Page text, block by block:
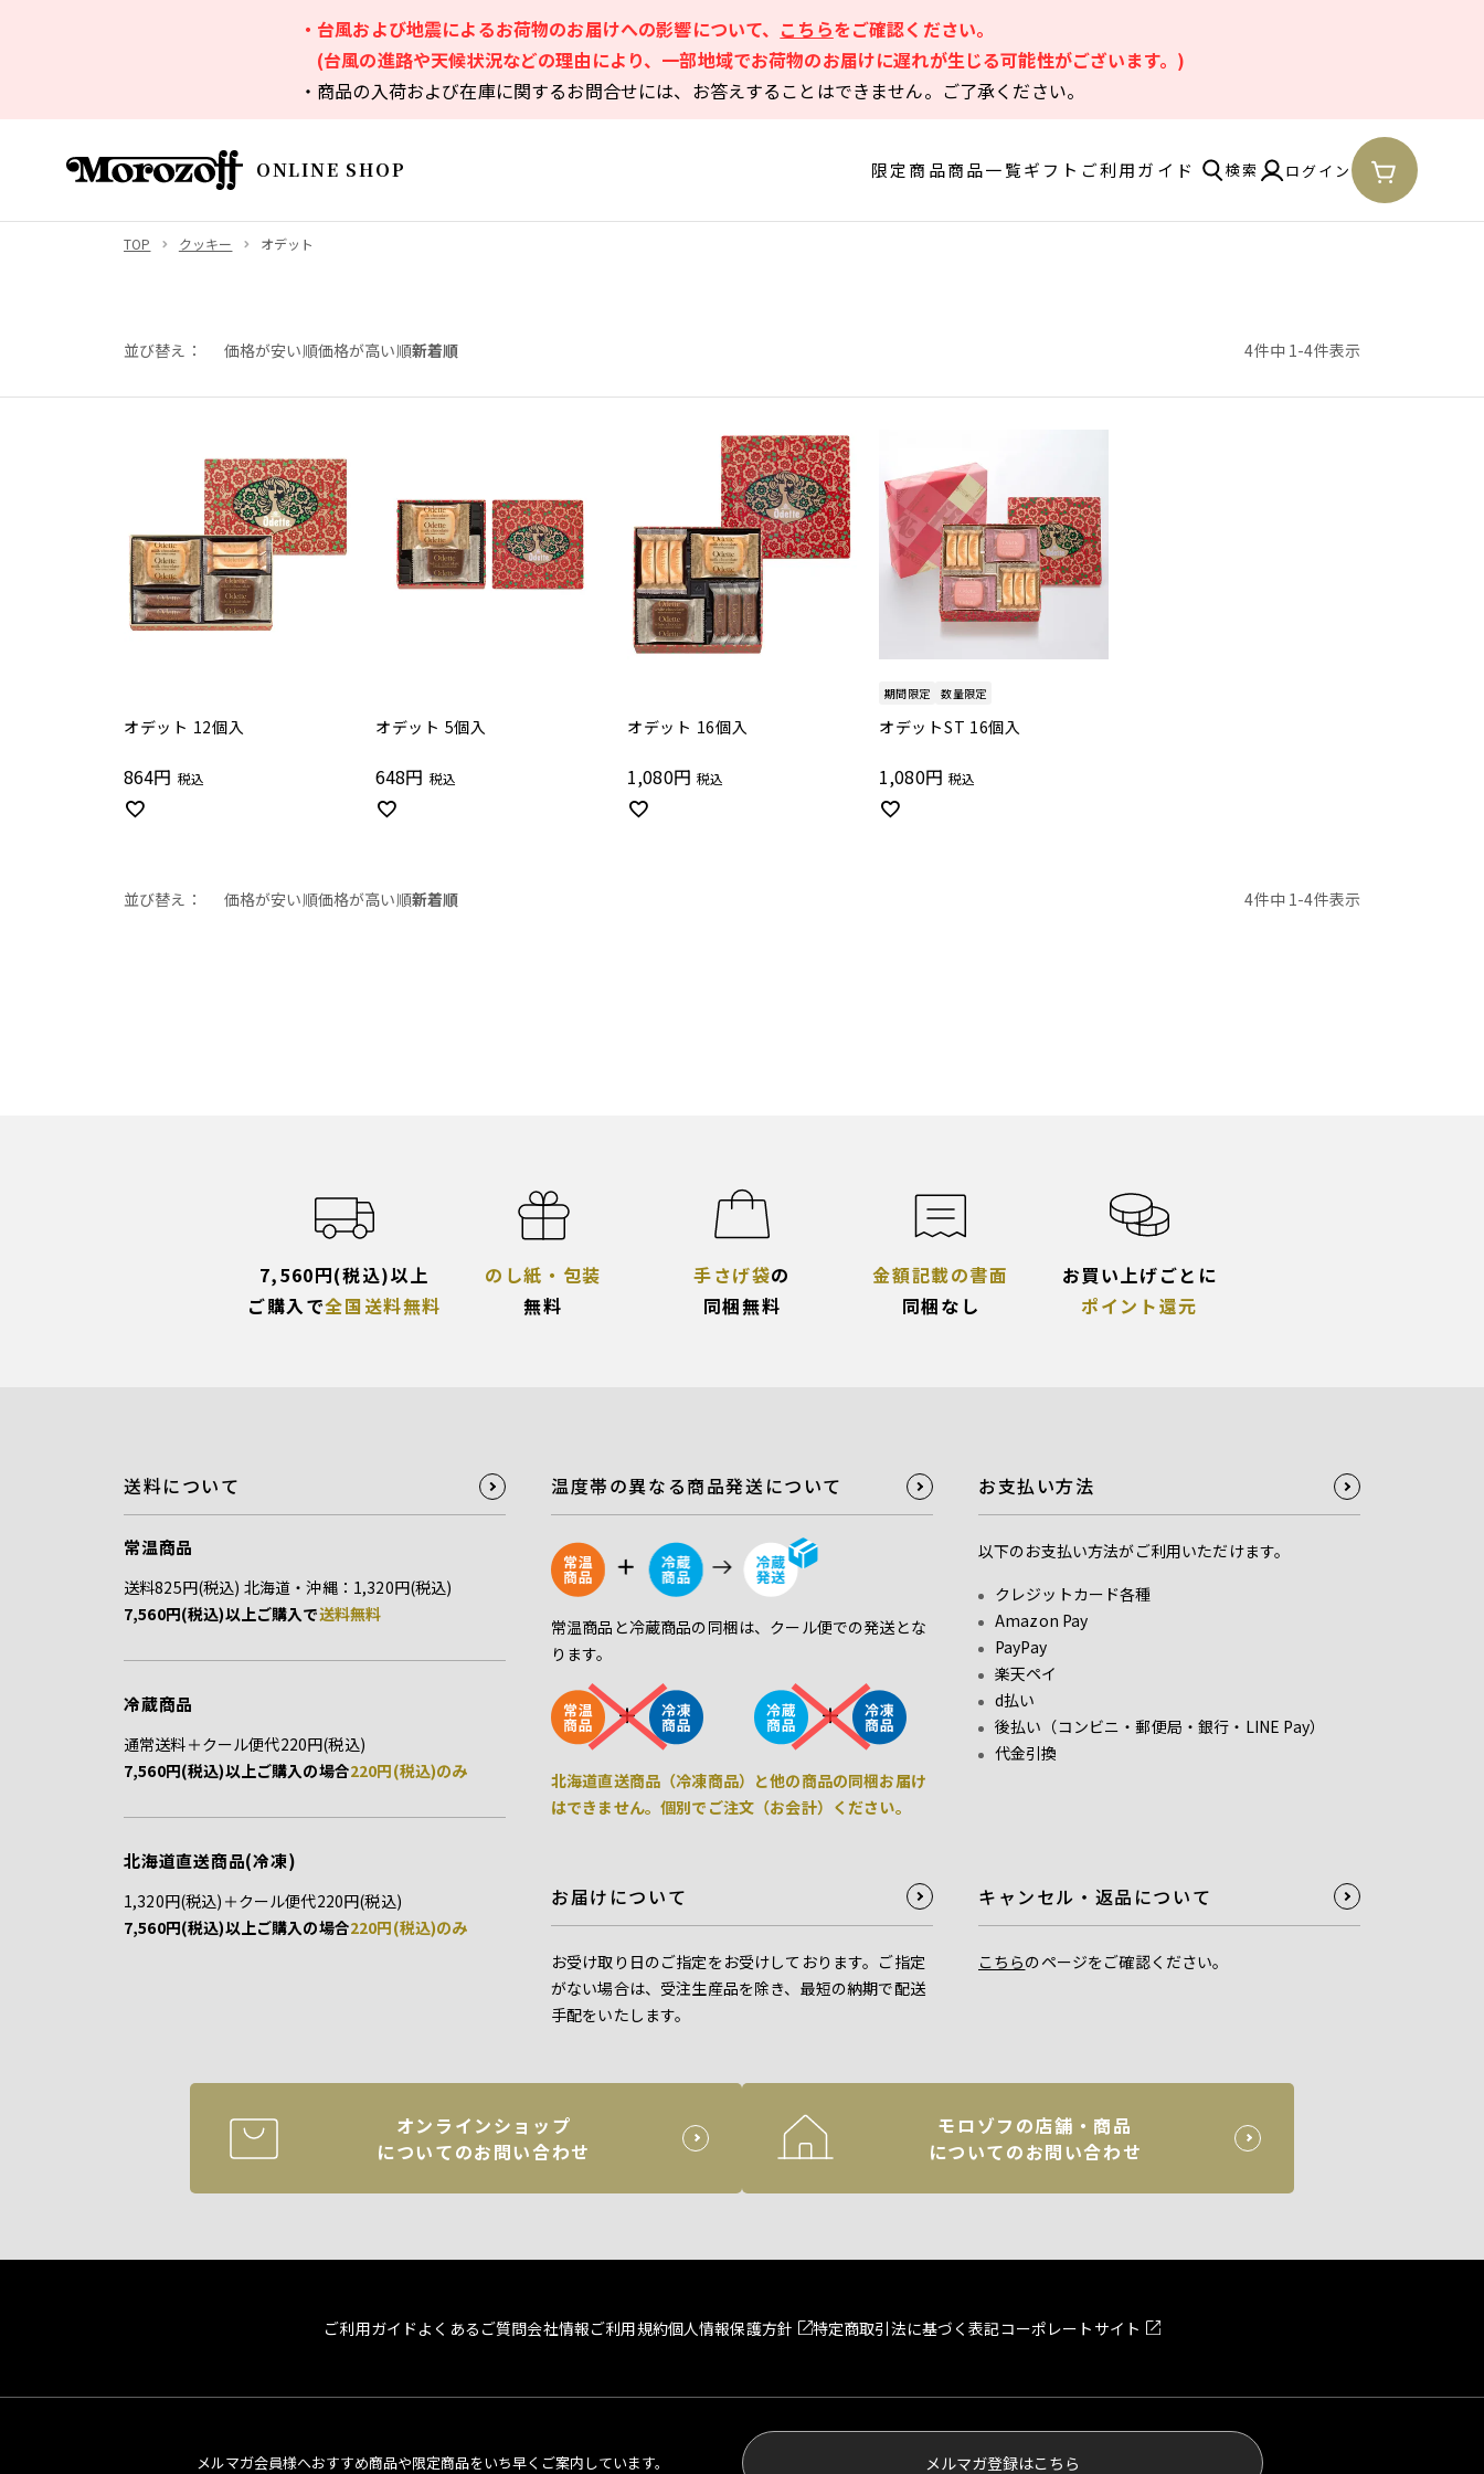
・台風および地震によるお荷物のお届けへの影響について、 こちらをご確認ください。
(台風の進路や天候状況などの理由により、一部地域でお荷物のお届けに遅れが生じる可能性がございます。)
・商品の入荷および在庫に関するお問合せには、お答えすることはできません。ご了承ください。
ONLINE SHOP 限定商品商品一覧ギフト ご利用ガイド 検索 ログイン
TOP クッキー オデット
並び替え 価格が安い順価格が高い順新着順 4件中 1-4件表示
オデット 12個入
864 税込
オデット 5個入
648 税込
オデット 16個入
1,080 税込
期間限定 数量限定
オデットST 16個入
1,080 税込
並び替え 価格が安い順価格が高い順新着順 4件中 1-4件表示
7,560円(税込)以上
ご購入で全国送料無料
のし紙・包装
無料
手さげ袋の
同梱無料
金額記載の書面
同梱なし
お買い上げごとに
ポイント還元
送料について
常温商品
送料825円(税込) 北海道・沖縄：1,320円(税込)
7,560円(税込)以上ご購入で送料無料
冷蔵商品
通常送料＋クール便代220円(税込)
7,560円(税込)以上ご購入の場合220円(税込)のみ
北海道直送商品(冷凍)
1,320円(税込)＋クール便代220円(税込)
7,560円(税込)以上ご購入の場合220円(税込)のみ
温度帯の異なる商品発送について
常温商品と冷蔵商品の同梱は、クール便での発送とな
ります。
北海道直送商品（冷凍商品）と他の商品の同梱お届け
はできません。個別でご注文（お会計）ください。
お支払い方法
以下のお支払い方法がご利用いただけます。
クレジットカード各種
Amazon Pay
PayPay
楽天ペイ
d払い
後払い（コンビニ・郵便局・銀行・LINE Pay）
代金引換
お届けについて
お受け取り日のご指定をお受けしております。ご指定
がない場合は、受注生産品を除き、最短の納期で配送
手配をいたします。
キャンセル・返品について
こちらのページをご確認ください。
オンラインショップ
についてのお問い合わせ
モロゾフの店舗・商品
についてのお問い合わせ
ご利用ガイドよくあるご質問会社情報ご利用規約個人情報保護方針 特定商取引法に基づく表記コーポレートサイト
メルマガ会員様へおすすめ商品や限定商品をいち早くご案内しています。 メルマガ登録はこちら